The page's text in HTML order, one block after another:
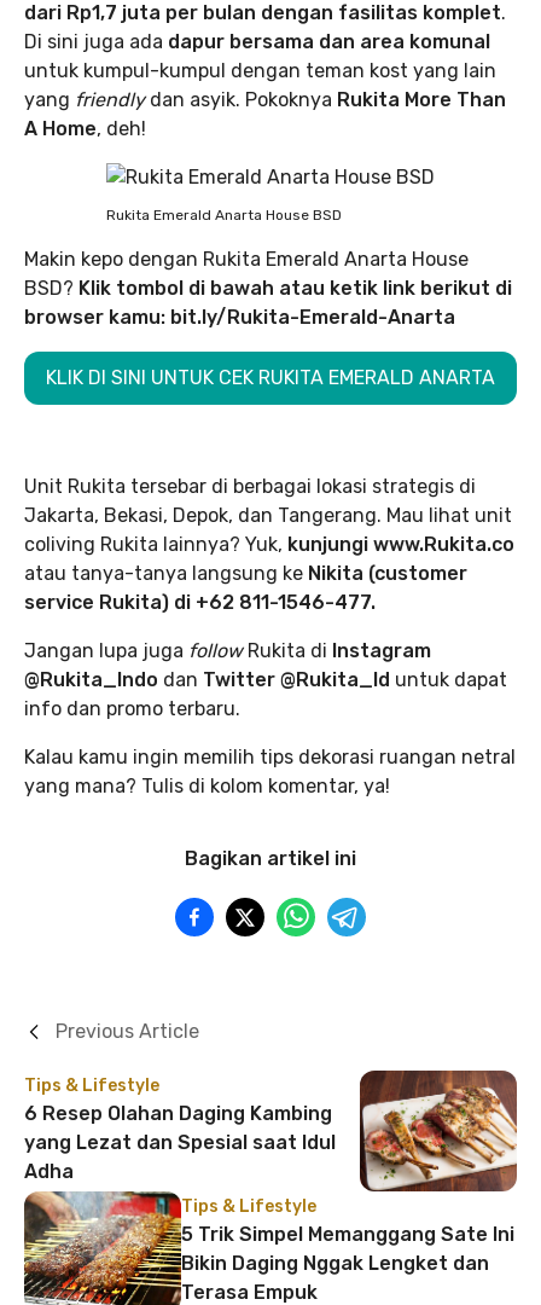
dari Rp1,7 juta per bulan dengan fasilitas komplet.
Di sini juga ada dapur bersama dan area komunal
untuk kumpul-kumpul dengan teman kost yang lain
yang friendlydan asyik. Pokoknya Rukita More Than
A Home, deh!
Rukita Emerald Anarta House BSD
Makin kepo dengan Rukita Emerald Anarta House
BSD? Klik tombol di bawah atau ketik link berikut di
browser kamu: bit.ly/Rukita-Emerald-Anarta
KLIK DI SINI UNTUK CEK RUKITA EMERALD ANARTA
Unit Rukita tersebar di berbagai lokasi strategis di
Jakarta, Bekasi, Depok, dan Tangerang. Mau lihat unit
coliving Rukita lainnya? Yuk, kunjungi www.Rukita.co
atau tanya-tanya langsung ke Nikita (customer
service Rukita) di +62 811-1546-477.
Jangan lupa juga followRukita di Instagram
@Rukita_Indo dan Twitter @Rukita_Id untuk dapat
info dan promo terbaru.
Kalau kamu ingin memilih tips dekorasi ruangan netral
yang mana? Tulis di kolom komentar, ya!
Bagikan artikel ini
Tips & Lifestyle
6 Resep Olahan Daging Kambing
yang Lezat dan Spesial saat Idul
Adha
Previous Article
Tips & Lifestyle
5 Trik Simpel Memanggang Sate Ini
Bikin Daging Nggak Lengket dan
Terasa Empuk